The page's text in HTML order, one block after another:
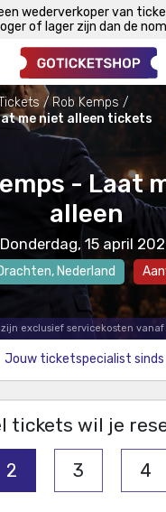
wederverkoper van
of lager zijn dan de
Rob Kemps
me niet alleen tickets
- Laat
alleen
Donderdag, 15 april
, Nederland
exclusief servicekosten vanaf
Jouw ticketspecialist sinds
tickets wil je
2 3 4